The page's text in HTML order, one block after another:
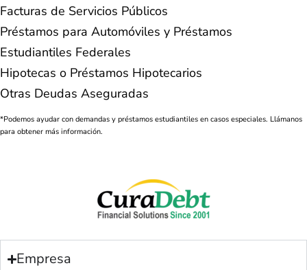
Facturas de Servicios Públicos
Préstamos para Automóviles y Préstamos
Estudiantiles Federales
Hipotecas o Préstamos Hipotecarios
Otras Deudas Aseguradas
*Podemos ayudar con demandas y préstamos estudiantiles en casos especiales. Llámanos
para obtener más información.
Empresa